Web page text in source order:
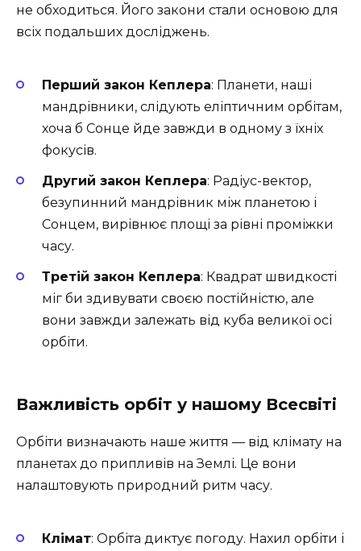
не обходиться. Його закони стали основою для
всіх подальших досліджень.
Перший закон Кеплера: Планети, наші
мандрівники, слідують еліптичним орбітам,
хоча б Сонце йде завжди в одному з їхніх
фокусів.
Другий закон Кеплера: Радіус-вектор,
безупинний мандрівник між планетою і
Сонцем, вирівнює площі за рівні проміжки
часу.
Третій закон Кеплера: Квадрат швидкості
міг би здивувати своєю постійністю, але
вони завжди залежать від куба великої осі
орбіти.
Важливість орбіт у нашому Всесвіті
Орбіти визначають наше життя — від клімату на
планетах до припливів на Землі. Це вони
налаштовують природний ритм часу.
Клімат: Орбіта диктує погоду. Нахил орбіти і